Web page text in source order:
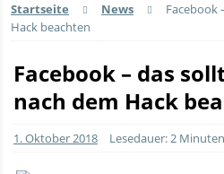
Startseite News
Facebook
Hack beachten
Facebook – das
nach dem Hack
1. Oktober 2018 Lesedauer: 2 Minuten